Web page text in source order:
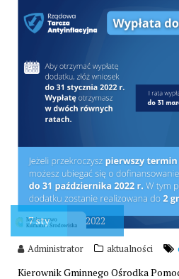
7sty 2022
Administrator aktualności
Kierownik Gminnego Ośrodka